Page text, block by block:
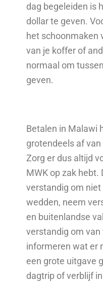
dag begeleiden is
dollar te geven.
het schoonmaken
van je koffer of
normaal om
geven.
Betalen in Malawi
grotendeels af
Zorg er dus altijd
MWK op zak hebt.
verstandig om
wedden, neem
en buitenlandse
verstandig om
informeren wat er
een grote uitgave
dagtrip of verblijf